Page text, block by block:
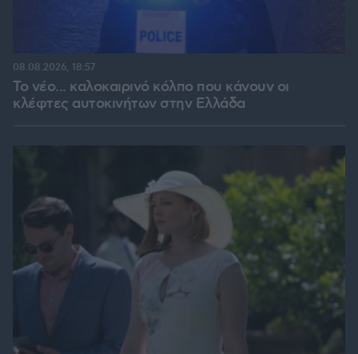
Το νέο... καλοκαιρινό κόλπο που κάνουν οι
κλέφτες αυτοκινήτων στην Ελλάδα
08.08.2026, 18:57